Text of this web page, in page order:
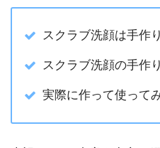
スクラブ洗顔は手作
スクラブ洗顔の手作
実際に作って使って